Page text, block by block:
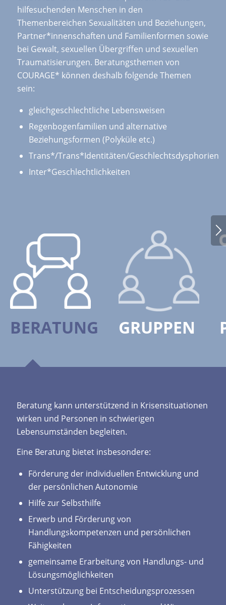
hilfesuchenden Menschen in den
Themenbereichen Sexualitäten und Beziehungen,
Partner*innenschaften und Familienformen sowie
bei Gewalt, sexuellen Übergriffen und sexuellen
Traumatisierungen. Beratungsthemen von
COURAGE* können deshalb folgende Themen
sein:
gleichgeschlechtliche Lebensweisen
Regenbogenfamilien und alternative
Beziehungsformen (Polyküle etc.)
Trans*/Trans*Identitäten/Geschlechtsdysphorien
Inter*Geschlechtlichkeiten
BERATUNG GRUPPEN
Beratung kann unterstützend in Krisensituationen
wirken und Personen in schwierigen
Lebensumständen begleiten.
Eine Beratung bietet insbesondere:
Förderung der individuellen Entwicklung und
der persönlichen Autonomie
Hilfe zur Selbsthilfe
Erwerb und Förderung von
Handlungskompetenzen und persönlichen
Fähigkeiten
gemeinsame Erarbeitung von Handlungs- und
Lösungsmöglichkeiten
Unterstützung bei Entscheidungsprozessen